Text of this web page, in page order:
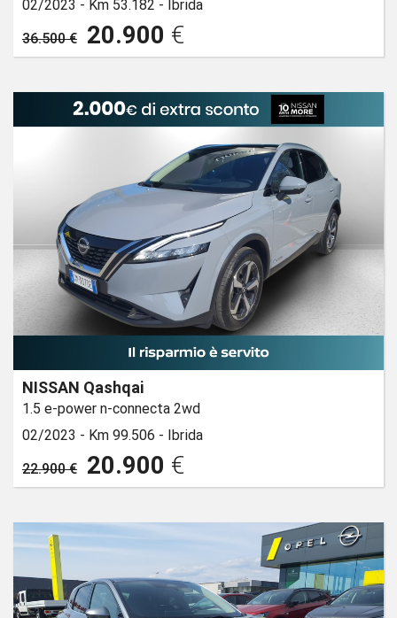
02/2023 - Km 53.182 -
Ibrida
36.500 €
20.900 €
NISSAN Qashqai
1.5 e-power n-connecta 2wd
02/2023 - Km 99.506 - Ibrida
22.900 €
20.900 €